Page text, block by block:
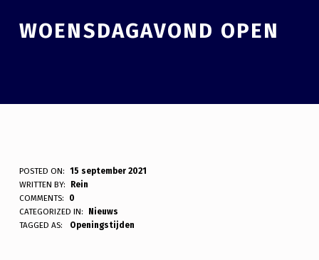
WOENSDAGAVOND OPEN
W
O
E
POSTED ON: 15 september 2021
WRITTEN BY:
Rein
COMMENTS:
0
CATEGORIZED IN:
Nieuws
TAGGED AS:
Openingstijden